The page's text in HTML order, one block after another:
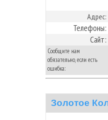
Адрес:
Телефоны:
Сайт:
Сообщите нам
обязательно, если есть
ошибка:
Золотое